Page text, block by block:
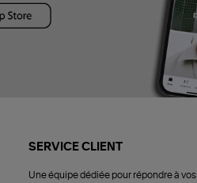
SERVICE CLIENT
Une équipe dédiée pour répondre à vos